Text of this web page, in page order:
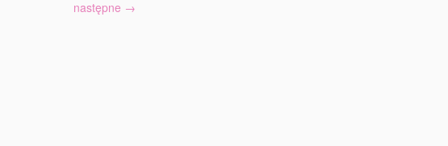
następne →